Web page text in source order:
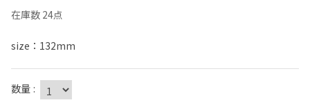
在庫数 24点
size：132mm
数量 :